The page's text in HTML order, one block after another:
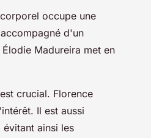
occupe une
d'un
Madureira met en
crucial. Florence
Il est aussi
ainsi les